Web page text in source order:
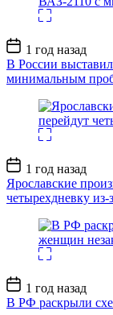
Дата
записи
1 год назад
В России
минимальным
Дата
записи
1 год назад
Ярославские
четырехдневку из-
Дата
записи
1 год назад
В РФ раскрыли